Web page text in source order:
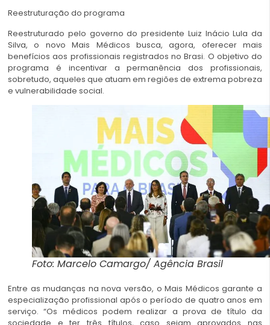
Reestruturação do programa
Reestruturado pelo governo do presidente Luiz Inácio Lula da
Silva, o novo Mais Médicos busca, agora, oferecer mais
benefícios aos profissionais registrados no Brasi. O objetivo do
programa é incentivar a permanência dos profissionais,
sobretudo, aqueles que atuam em regiões de extrema pobreza
e vulnerabilidade social.
Foto: Marcelo Camargo/ Agência Brasil
Entre as mudanças na nova versão, o Mais Médicos garante a
especialização profissional após o período de quatro anos em
serviço. “Os médicos podem realizar a prova de título da